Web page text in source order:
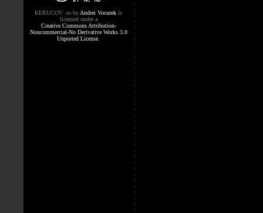
KERUCOV .ro by Andrei Vocurek is
licensed under a
Creative Commons Attribution-
Noncommercial-No Derivative Works 3.0
Unported License